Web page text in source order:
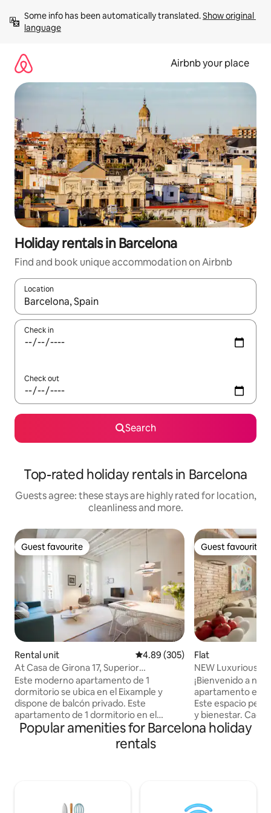
content
Some info has been automatically translated. Show original
language
Airbnb your place
Holiday rentals in Barcelona
Find and book unique accommodation on Airbnb
Location
When results are available, navigate with the up and down
Check in
Check out
Search
Top-rated holiday rentals in Barcelona
Guests agree: these stays are highly rated for location,
cleanliness and more.
Guest favourite
Guest favourite
Rental unit 4.89 out of 5 average rating,
4.89 (305)
At Casa de Girona 17, Superior
Apartment, 1 bedroom...
Este moderno apartamento de 1
dormitorio se ubica en el Eixample y
dispone de balcón privado. Este
apartamento de 1 dormitorio en el
Eixample de Barcelona combina un
diseño moderno con detalles
acogedores, creando un espacio ideal
amplia y luminosa, decorada en tonos
Guest favourite
Guest favourite
Flat
NEW Luxurious
of “Eixample”
¡Bienvenido a
apartamento en
Este espacio
y bienestar. Cada
cuidadosamente
ofrecerte un
apartamento es
Popular amenities for Barcelona holiday
rentals